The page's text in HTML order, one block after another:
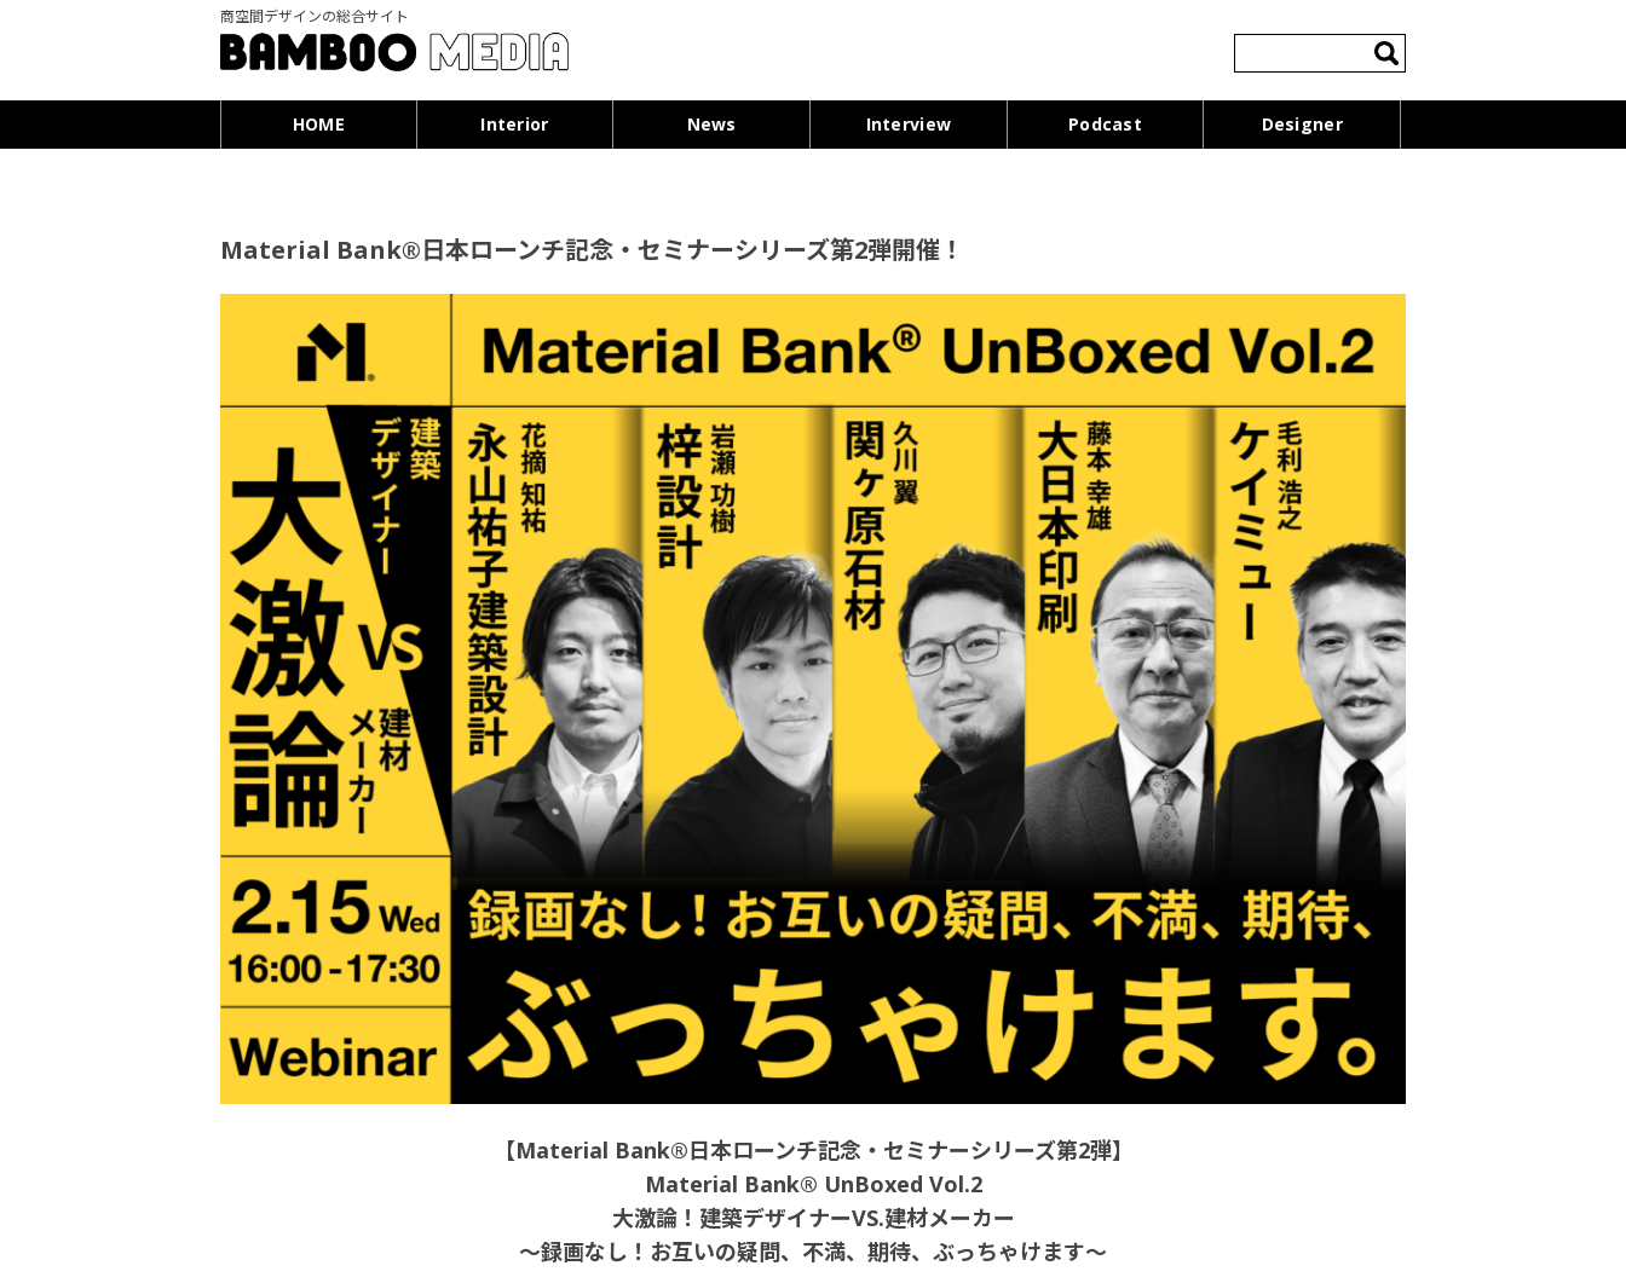
商空間デザインの総合サイト
索:
HOME Interior News Interview Podcast Designer
Material Bank®日本ローンチ記念・セミナーシリーズ第2弾開催！
【Material Bank®日本ローンチ記念・セミナーシリーズ第2弾】
Material Bank® UnBoxed Vol.2
大激論！建築デザイナーVS.建材メーカー
〜録画なし！お互いの疑問、不満、期待、ぶっちゃけます〜